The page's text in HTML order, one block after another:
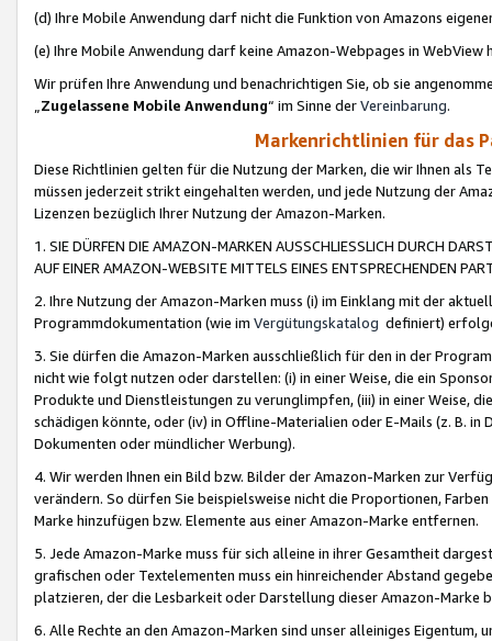
(d) Ihre Mobile Anwendung darf nicht die Funktion von Amazons
(e) Ihre Mobile Anwendung darf keine Amazon-Webpages in WebView
Wir prüfen Ihre Anwendung und benachrichtigen Sie, ob sie
„Zugelassene Mobile Anwendung“ im Sinne derVereinbarung.
Markenrichtlinien für das
Diese Richtlinien gelten für die Nutzung der Marken, die wir Ihnen als
müssen jederzeit strikt eingehalten werden, und jede Nutzung der
Lizenzen bezüglich Ihrer Nutzung der Amazon-Marken.
1. SIE DÜRFEN DIE AMAZON-MARKEN AUSSCHLIESSLICH DURCH
AUF EINER AMAZON-WEBSITE MITTELS EINES ENTSPRECHENDEN
2. Ihre Nutzung der Amazon-Marken muss (i) im Einklang mit der
Programmdokumentation (wie im Vergütungskatalog definiert)
3. Sie dürfen die Amazon-Marken ausschließlich für den in der
nicht wie folgt nutzen oder darstellen: (i) in einer Weise, die ein
Produkte und Dienstleistungen zu verunglimpfen, (iii) in einer Weise,
schädigen könnte, oder (iv) in Offline-Materialien oder E-Mails (z. B. in
Dokumenten oder mündlicher Werbung).
4. Wir werden Ihnen ein Bild bzw. Bilder der Amazon-Marken zur
verändern. So dürfen Sie beispielsweise nicht die Proportionen,
Marke hinzufügen bzw. Elemente aus einer Amazon-Marke entfernen.
5. Jede Amazon-Marke muss für sich alleine in ihrer Gesamtheit
grafischen oder Textelementen muss ein hinreichender Abstand
platzieren, der die Lesbarkeit oder Darstellung dieser Amazon-Marke
6. Alle Rechte an den Amazon-Marken sind unser alleiniges